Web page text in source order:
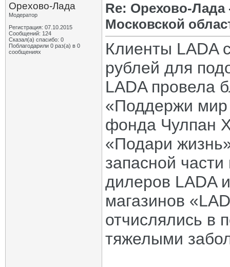
Орехово-Лада
Модератор
Регистрация: 07.10.2015
Сообщений: 124
Сказал(а) спасибо: 0
Поблагодарили 0 раз(а) в 0
сообщениях
Re: Орехово-
Московской
Клиенты LADA
рублей для
LADA провела
«Поддержи мир
фонда Чулпан
«Подари
запасной
дилеров LADA
магазинов
отчислялись в
тяжелыми